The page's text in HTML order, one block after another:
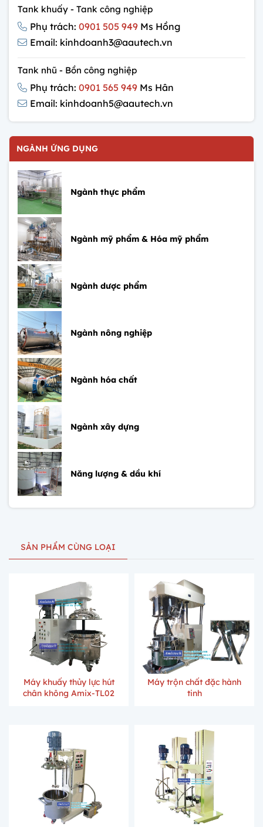
Tank khuấy - Tank công nghiệp
Phụ trách: 0901 505 949 Ms Hồng
Email: kinhdoanh3@aautech.vn
Tank nhũ - Bồn công nghiệp
Phụ trách: 0901 565 949 Ms Hân
Email: kinhdoanh5@aautech.vn
NGÀNH ỨNG DỤNG
Ngành thực phẩm
Ngành mỹ phẩm & Hóa mỹ phẩm
Ngành dược phẩm
Ngành nông nghiệp
Ngành hóa chất
Ngành xây dựng
Năng lượng & dầu khí
SẢN PHẨM CÙNG LOẠI
Máy khuấy thủy lực hút
chân không Amix-TL02
Máy trộn chất đặc hành
tinh